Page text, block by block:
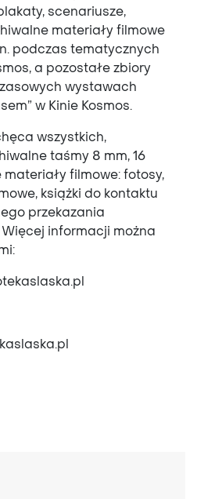
scenariusze,
materiały filmowe
podczas tematycznych
a pozostałe zbiory
wystawach
w Kinie Kosmos.
wszystkich,
taśmy 8 mm, 16
materiały filmowe: fotosy,
książki do kontaktu
przekazania
informacji można